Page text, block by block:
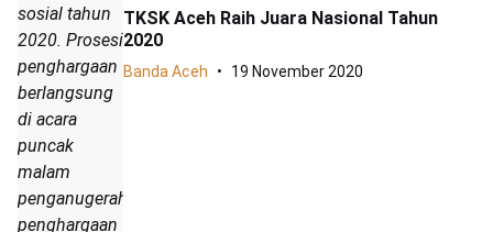
sosial tahun
2020. Prosesi
penghargaan
berlangsung
di acara
puncak
malam
penganugerahan
penghargaan
TKSK Aceh Raih Juara Nasional Tahun
2020
Banda Aceh 19 November 2020